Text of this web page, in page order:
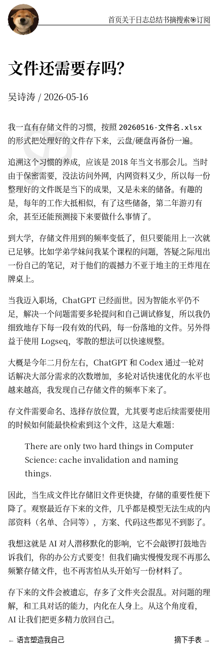
首页关于️日志总结书摘搜索🎯订阅
文件还需要存吗？
吴诗涛 2026-05-16
我一直有存储文件的习惯，按照 20260516-文件名.xlsx
的形式把处理好的文件存下来，云盘/硬盘再备份一遍。
追溯这个习惯的养成，应该是 2018 年当文书那会儿。当时
由于保密需要，没法访问外网，内网资料又少，所以每一份
整理好的文件既是当下的成果，又是未来的储备。有趣的
是，每年的工作大抵相似，有了这些储备，第二年游刃有
余，甚至还能预测接下来要做什么事情了。
到大学，存储文件用到的频率变低了，但只要能用上一次就
已足够。比如学弟学妹问我某个课程的问题，答疑之际甩出
一份自己的笔记，对于他们的震撼力不亚于地主的王炸甩在
牌桌上。
当我迈入职场，ChatGPT 已经面世。因为智能水平仍不
足，解决一个问题需要多轮提问和自己调试修复，所以我仍
细致地存下每一段有效的代码，每一份落地的文件。另外得
益于使用 Logseq，零散的想法可以快速规整。
大概是今年二月份左右，ChatGPT 和 Codex 通过一轮对
话解决大部分需求的次数增加，多轮对话快速优化的水平也
越来越高，我发现自己存储文件的频率下来了。
存文件需要命名、选择存放位置，尤其要考虑后续需要使用
的时候如何能最快检索到这个文件，这是大难题：
There are only two hard things in Computer
Science: cache invalidation and naming
things.
因此，当生成文件比存储旧文件更快捷，存储的重要性便下
降了。观察最近存下来的文件，几乎都是模型无法生成的内
部资料（名单、合同等），方案、代码这些都见不到影了。
我想这就是 AI 对人潜移默化的影响，它不会敲锣打鼓地告
诉我们，你的办公方式要变！但我们确实慢慢发现不再那么
频繁存储文件，也不再害怕从头开始写一份材料了。
存下来的文件会被遗忘，存多了文件夹会混乱。对问题的理
解，和工具对话的能力，内化在人身上。从这个角度看，
AI 让我们把更多精力放回自己。
← 语言塑造我自己 摘下手表 →